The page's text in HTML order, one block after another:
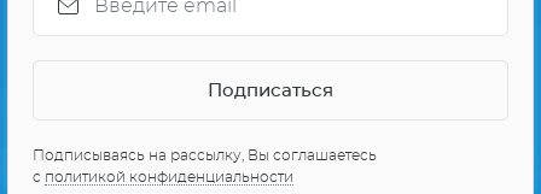
Подписываясь на рассылку, Вы соглашаетесь
с политикой конфиденциальности